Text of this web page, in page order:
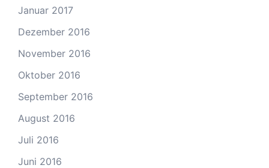
Januar 2017
Dezember 2016
November 2016
Oktober 2016
September 2016
August 2016
Juli 2016
Juni 2016